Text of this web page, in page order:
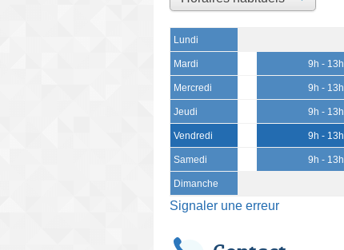
Lundi
Mardi 9h - 13h
Mercredi 9h - 13h
Jeudi 9h - 13h
Vendredi 9h - 13h
Samedi 9h - 13h
Dimanche
Signaler une erreur